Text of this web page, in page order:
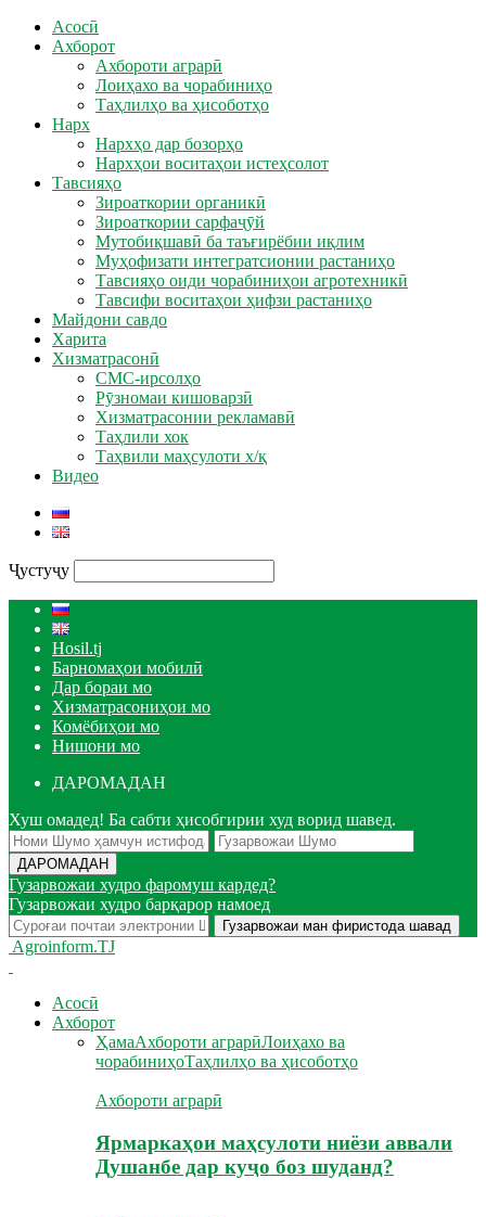
Асосӣ
Ахборот
Ахбороти аграрӣ
Лоиҳахо ва чорабиниҳо
Таҳлилҳо ва ҳисоботҳо
Нарх
Нархҳо дар бозорҳо
Нархҳои воситаҳои истеҳсолот
Тавсияҳо
Зироаткории органикӣ
Зироаткории сарфаҷӯй
Мутобиқшавӣ ба таъғирёбии иқлим
Муҳофизати интегратсионии растаниҳо
Тавсияҳо оиди чорабиниҳои агротехникӣ
Тавсифи воситаҳои ҳифзи растаниҳо
Майдони савдо
Харита
Хизматрасонӣ
СМС-ирсолҳо
Рӯзномаи кишоварзӣ
Хизматрасонии рекламавӣ
Таҳлили хок
Таҳвили маҳсулоти х/қ
Видео
Ҷустуҷу
Hosil.tj
Барномаҳои мобилӣ
Дар бораи мо
Хизматрасониҳои мо
Комёбиҳои мо
Нишони мо
ДАРОМАДАН
Хуш омадед! Ба сабти ҳисобгирии худ ворид шавед.
Гузарвожаи худро фаромуш кардед?
Гузарвожаи худро барқарор намоед
Agroinform.TJ
Асосӣ
Ахборот
ҲамаАхбороти аграрӣЛоиҳахо ва
чорабиниҳоТаҳлилҳо ва ҳисоботҳо
Ахбороти аграрӣ
Ярмаркаҳои маҳсулоти ниёзи аввали
Душанбе дар куҷо боз шуданд?